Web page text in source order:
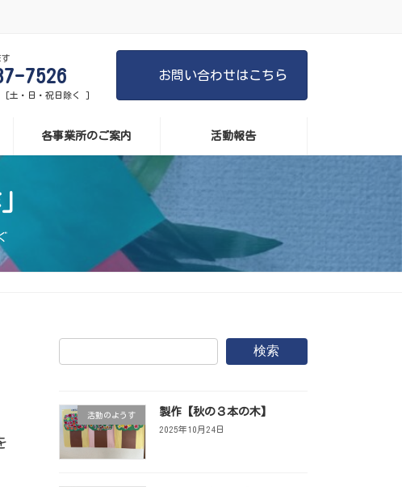
7526
[土・日・祝日除く ]
お問い合わせはこちら
各事業所のご案内 活動報告
検索
活動のようす 製作【秋の３本の木】
2025年10月24日